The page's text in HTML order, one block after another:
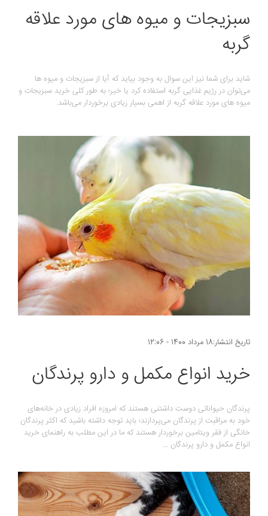
سبزیجات و میوه های مورد علاقه
گربه
شاید برای شما نیز این سوال به وجود بیاید که آیا از سبزیجات و میوه ها
می‌توان در رژیم غذایی گربه استفاده کرد یا خیر؛ به طور کلی خرید سبزیجات و
میوه های مورد علاقه گربه از اهمی بسیار زیادی برخوردار می‌باشد.
تاریخ انتشار:18 مرداد 1400 - 12:06
خرید انواع مکمل و دارو پرندگان
پرندگان حیواناتی دوست داشتنی هستند که امروزه افراد زیادی در خانه‌های
خود به مراقبت از پرندگان می‌پردازند؛ باید توجه داشته باشید که اکثر پرندگان
خانگی از فقر ویتامین برخوردار هستند که ما در این مطلب به راهنمای خرید
انواع مکمل و دارو پرندگان ...